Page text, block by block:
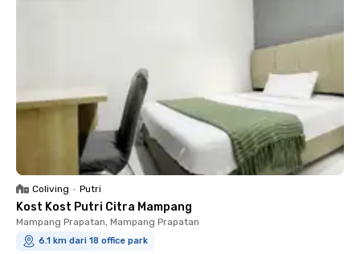
Coliving • Putri
Kost Kost Putri Citra Mampang
Mampang Prapatan, Mampang Prapatan
6.1 km dari 18 office park